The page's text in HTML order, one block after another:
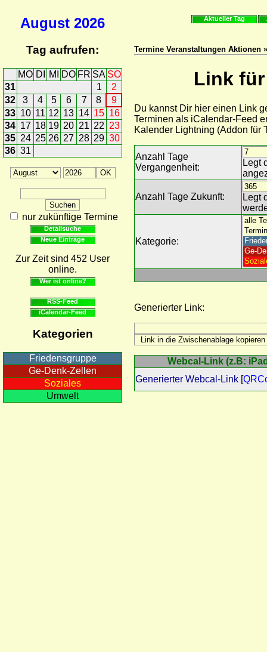
August 2026
Tag aufrufen:
MO DI MI DO FR SA SO
31
1
2
32
3 4 5 6 7 8
9
33 10 11 12 13 14 15 16
34 17 18 19 20 21 22 23
35 24 25 26 27 28 29 30
36 31
nur zukünftige Termine
Detailsuche
Neue Einträge
Zur Zeit sind 452 User
online.
Wer ist online?
RSS-Feed
iCalendar-Feed
Kategorien
Friedensgruppe
Ge-Denk-Zellen
Soziales
Umwelt
Aktueller Tag
Termine Veranstaltungen Aktionen
Link
Du kannst Dir hier einen Link
Terminen als iCalendar-Feed
Kalender Lightning (Addon für
Anzahl Tage
Vergangenheit:
Legt
Anzahl Tage Zukunft:
Legt
Kategorie:
Generierter Link:
Webcal-Link (z.B:
Generierter Webcal-Link [